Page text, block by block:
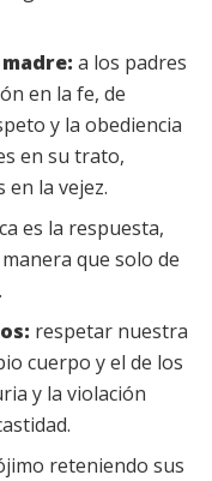
a los padres
en la fe, de
y la obediencia
en su trato,
en la vejez.
es la respuesta,
que solo de
respetar nuestra
cuerpo y el de los
y la violación
reteniendo sus